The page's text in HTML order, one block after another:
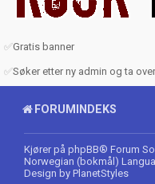
✅Gratis banner
✅Søker etter ny admin og ta
FORUMINDEKS
Kjører på phpBB® Forum
Norwegian (bokmål)
Design by PlanetStyles